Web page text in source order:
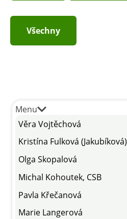
Všechny
Menu
Věra Vojtěchová
Kristína Fulková (Jakubíková)
Olga Skopalová
Michal Kohoutek, CSB
Pavla Křečanová
Marie Langerová